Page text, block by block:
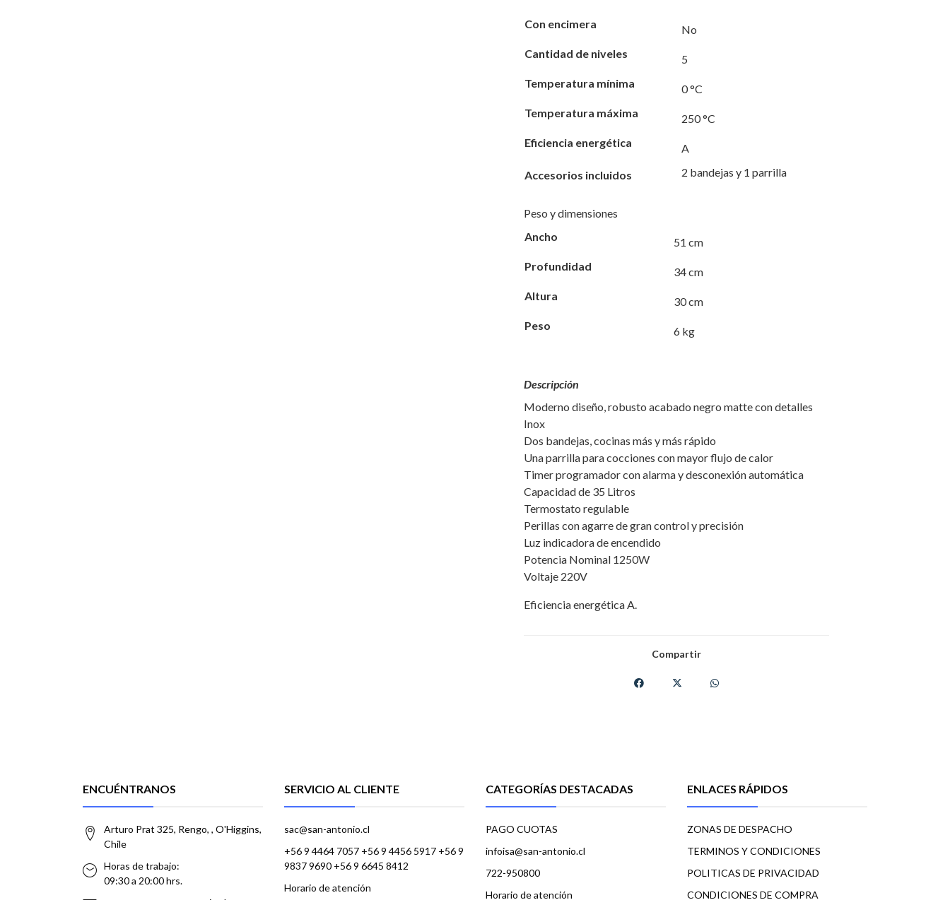
Con encimera
No
Cantidad de niveles
5
Temperatura mínima
0 °C
Temperatura máxima
250 °C
Eficiencia energética
A
Accesorios incluidos
2 bandejas y 1 parrilla
Peso y dimensiones
Ancho
51 cm
Profundidad
34 cm
Altura
30 cm
Peso
6 kg
Descripción
Moderno diseño, robusto acabado negro matte con detalles
Inox
Dos bandejas, cocinas más y más rápido
Una parrilla para cocciones con mayor flujo de calor
Timer programador con alarma y desconexión automática
Capacidad de 35 Litros
Termostato regulable
Perillas con agarre de gran control y precisión
Luz indicadora de encendido
Potencia Nominal 1250W
Voltaje 220V
Eficiencia energética A.
Compartir
ENCUÉNTRANOS
Arturo Prat 325, Rengo, , O'Higgins,
Chile
Horas de trabajo:
09:30 a 20:00 hrs.
SERVICIO AL CLIENTE
sac@san-antonio.cl
+56 9 4464 7057 +56 9 4456 5917 +56 9
9837 9690 +56 9 6645 8412
Horario de atención
CATEGORÍAS DESTACADAS
PAGO CUOTAS
infoisa@san-antonio.cl
722-950800
Horario de atención
ENLACES RÁPIDOS
ZONAS DE DESPACHO
TERMINOS Y CONDICIONES
POLITICAS DE PRIVACIDAD
CONDICIONES DE COMPRA